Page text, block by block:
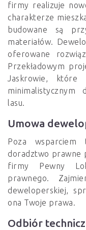
firmy realizuje
charakterze
budowane są
materiałów.
oferowane
Przekładowym
Jaskrowie, które
minimalistycznym
lasu.
Umowa
Poza wsparciem
doradztwo prawne
firmy Pewny
prawnego.
deweloperskiej,
ona Twoje prawa.
Odbiór